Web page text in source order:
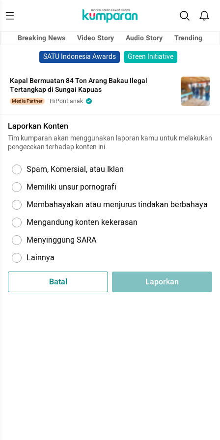
Breaking News Video Story Audio Story
Trending
SATU Indonesia Awards
Green Initiative
Kapal Bermuatan 84 Ton Arang Bakau Ilegal
Tertangkap di Sungai Kapuas
Media Partner HiPontianak
Laporkan Konten
Tim kumparan akan menggunakan laporan kamu untuk melakukan
pengecekan terhadap konten ini.
Spam, Komersial, atau Iklan
Memiliki unsur pornografi
Membahayakan atau menjurus tindakan berbahaya
Mengandung konten kekerasan
Menyinggung SARA
Lainnya
Batal Laporkan